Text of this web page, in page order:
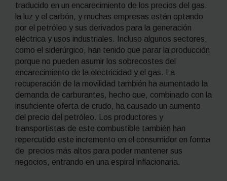
traducido en un encarecimiento de los precios del gas,
la luz y el carbón, y muchas empresas están optando
por el petróleo y sus derivados para la generación
eléctrica y usos industriales. Incluso algunos sectores,
como el siderúrgico, han tenido que parar la producción
porque no pueden asumir los sobrecostes del
encarecimiento de la electricidad y el gas. La
recuperación de la movilidad también ha aumentado la
demanda de carburantes, hecho que, combinado con la
insuficiente oferta de crudo, ha causado un aumento
del precio del petróleo. Los productores y
transportistas de este combustible también han
repercutido este incremento en el consumidor en forma
de precios más altos para poder mantener sus
negocios, entrando en una espiral inflacionaria.